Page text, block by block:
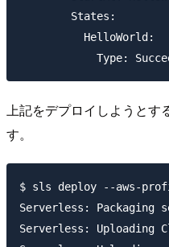
        States:
          HelloWorld:
上記をデプロイしようとす
す。
$ sls deploy --aws-
Serverless: Packaging
Serverless: Uploading